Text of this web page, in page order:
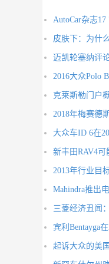
AutoCar杂志17
皮肤下：为什
迈凯轮塞纳评
2016大众Polo
克莱斯勒门户
2018年梅赛德
大众车ID 6在
新丰田RAV4
2013年行业目
Mahindra推出
三菱经济丑闻
宾利Bentayga
起诉大众的美